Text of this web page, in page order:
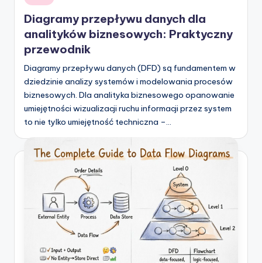
in
Diagramy przepływu danych dla
analityków biznesowych: Praktyczny
przewodnik
Diagramy przepływu danych (DFD) są fundamentem w
dziedzinie analizy systemów i modelowania procesów
biznesowych. Dla analityka biznesowego opanowanie
umiejętności wizualizacji ruchu informacji przez system
to nie tylko umiejętność techniczna –…